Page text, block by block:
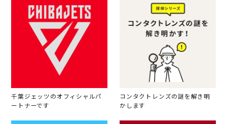
千葉ジェッツのオフィシャルパ
ートナーです
コンタクトレンズの謎を解き明
かします